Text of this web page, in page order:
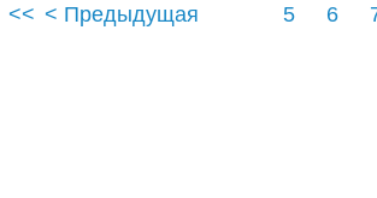
<< < Предыдущая 5 6